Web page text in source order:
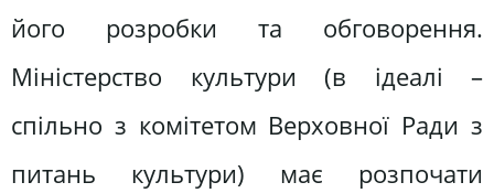
його розробки та обговорення.
Міністерство культури (в ідеалі –
спільно з комітетом Верховної Ради з
питань культури) має розпочати